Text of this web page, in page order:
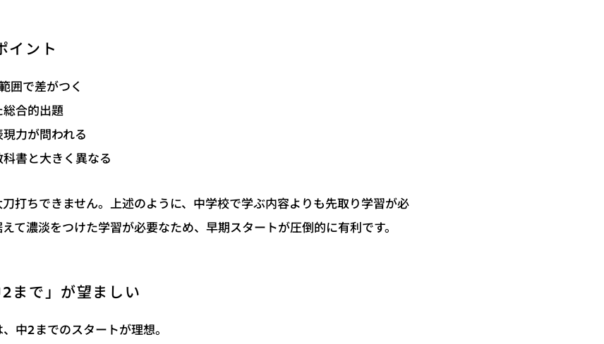
イント
囲で差がつく
合的出題
力が問われる
書と大きく異なる
打ちできません。上述のように、中学校で学ぶ内容よりも先取り学習が必
て濃淡をつけた学習が必要なため、早期スタートが圧倒的に有利です。
まで」が望ましい
中2までのスタートが理想。